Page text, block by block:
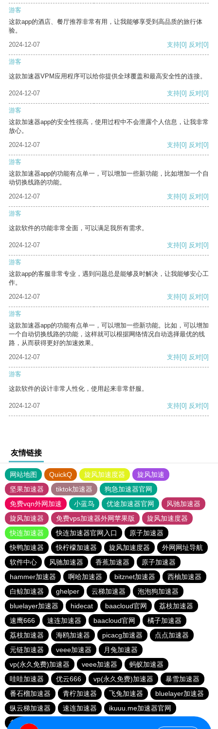
游客
这款app的酒店、餐厅推荐非常有用，让我能够享受到高品质的旅行体
验。
2024-12-07
支持[0] 反对[0]
游客
这款加速器VPM应用程序可以给你提供全球覆盖和最高安全性的连接。
2024-12-07 支持[0] 反对[0]
游客
这款加速器app的安全性很高，使用过程中不会泄露个人信息，让我非常
放心。
2024-12-07
支持[0] 反对[0]
游客
这款加速器app的功能有点单一，可以增加一些新功能，比如增加一个自
动切换线路的功能。
2024-12-07
支持[0] 反对[0]
游客
这款软件的功能非常全面，可以满足我所有需求。
2024-12-07 支持[0] 反对[0]
游客
这款app的客服非常专业，遇到问题总是能够及时解决，让我能够安心工
作。
2024-12-07
支持[0] 反对[0]
游客
这款加速器app的功能有点单一，可以增加一些新功能。比如，可以增加
一个自动切换线路的功能，这样就可以根据网络情况自动选择最优的线
路，从而获得更好的加速效果。
2024-12-07
支持[0] 反对[0]
游客
这款软件的设计非常人性化，使用起来非常舒服。
2024-12-07 支持[0] 反对[0]
友情链接
网站地图 QuickQ 旋风加速度器
旋风加速
坚果加速器
tiktok加速器
狗急加速器官网
免费vqn外网加速
小蓝鸟 优途加速器官网
风驰加速器
旋风加速器
免费vps加速器外网苹果版
旋风加速度器
快连加速器
快连加速器官网入口
原子加速器
快鸭加速器
快柠檬加速器 旋风加速度器
外网网址导航
软件中心
风驰加速器 香蕉加速器
原子加速器
hammer加速器
啊哈加速器 bitznet加速器
西柚加速器
白鲸加速器
ghelper 云梯加速器
泡泡狗加速器
bluelayer加速器
hidecat baacloud官网
荔枝加速器
速鹰666
速连加速器 baacloud官网
橘子加速器
荔枝加速器
海鸥加速器 picacg加速器
点点加速器
元链加速器
veee加速器
月兔加速器
vp(永久免费)加速器
veee加速器
蚂蚁加速器
哇哇加速器
优云666 vp(永久免费)加速器
暴雪加速器
番石榴加速器
青柠加速器 飞兔加速器
bluelayer加速器
纵云梯加速器
速连加速器
ikuuu.me加速器官网
盘古加速器